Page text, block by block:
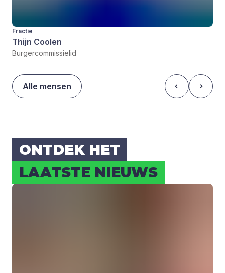
Fractie
Thijn Coolen
Burgercommissielid
Alle mensen
ONT­DEK HET
LAAT­STE NIEUWS